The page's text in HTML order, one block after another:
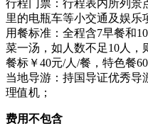
行程门票：行程表内所列景
里的电瓶车等小交通及娱乐
用餐标准：全程含7早餐和
菜一汤，如人数不足10人，
餐标￥40元/人/餐，特色餐60
当地导游：持国导证优秀导
理值机；
费用不包含